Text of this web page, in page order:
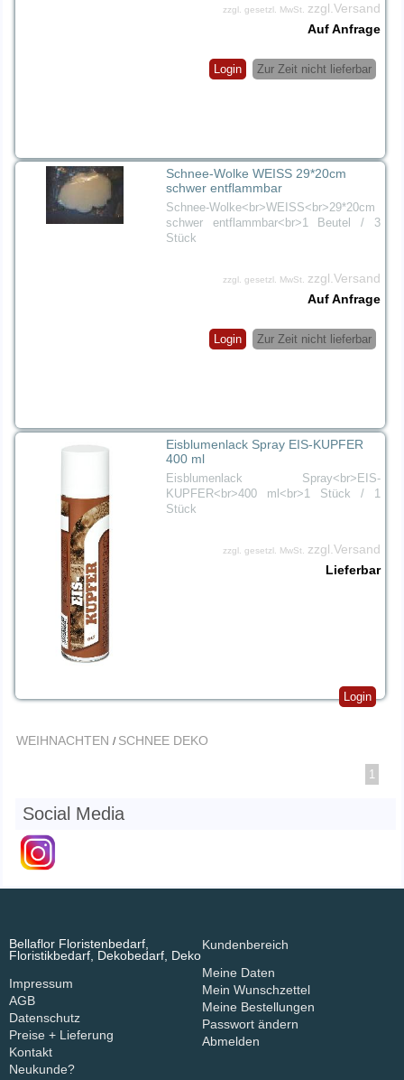
zzgl. gesetzl. MwSt.
zzgl.Versand
Auf Anfrage
Zur Zeit nicht lieferbar
Login
Schnee-Wolke WEISS 29*20cm
schwer entflammbar
Schnee-Wolke<br>WEISS<br>29*20cm
schwer entflammbar<br>1 Beutel / 3
Stück
zzgl. gesetzl. MwSt. zzgl.Versand
Auf Anfrage
Zur Zeit nicht lieferbar
Login
Eisblumenlack Spray EIS-KUPFER
400 ml
Eisblumenlack Spray<br>EIS-
KUPFER<br>400 ml<br>1 Stück / 1
Stück
zzgl. gesetzl. MwSt.
zzgl.Versand
Lieferbar
Login
WEIHNACHTEN / SCHNEE DEKO
1
Social Media
Bellaflor Floristenbedarf,
Floristikbedarf, Dekobedarf, Deko
Impressum
AGB
Datenschutz
Preise + Lieferung
Kontakt
Neukunde?
Kundenbereich
Meine Daten
Mein Wunschzettel
Meine Bestellungen
Passwort ändern
Abmelden